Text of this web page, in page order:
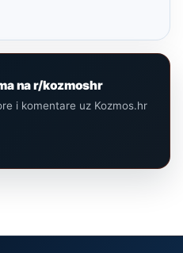
na r/kozmoshr
i komentare uz Kozmos.hr